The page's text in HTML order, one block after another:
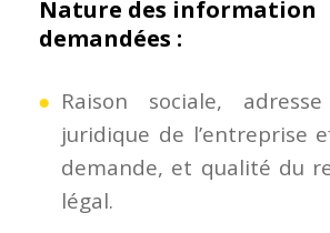
Nature des information
demandées :
Raison sociale,
juridique de l’entreprise
demande, et qualité du
légal.